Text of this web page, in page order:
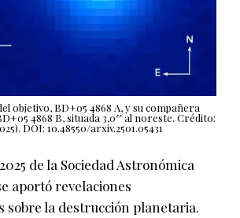
objetivo, BD+05 4868 A, y su compañera
4868 B, situada 3,0′′ al noreste. Crédito:
DOI: 10.48550/arxiv.2501.05431
de la Sociedad Astronómica
aportó revelaciones
sobre la destrucción planetaria.